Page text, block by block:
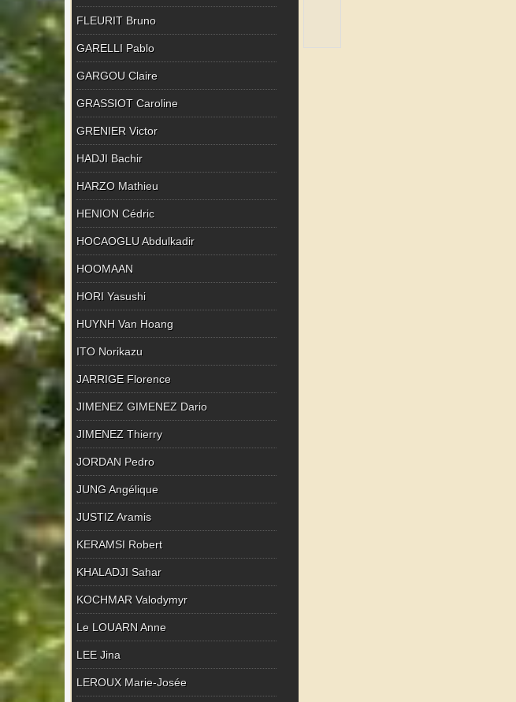
FLEURIT Bruno
GARELLI Pablo
GARGOU Claire
GRASSIOT Caroline
GRENIER Victor
HADJI Bachir
HARZO Mathieu
HENION Cédric
HOCAOGLU Abdulkadir
HOOMAAN
HORI Yasushi
HUYNH Van Hoang
ITO Norikazu
JARRIGE Florence
JIMENEZ GIMENEZ Dario
JIMENEZ Thierry
JORDAN Pedro
JUNG Angélique
JUSTIZ Aramis
KERAMSI Robert
KHALADJI Sahar
KOCHMAR Valodymyr
Le LOUARN Anne
LEE Jina
LEROUX Marie-Josée